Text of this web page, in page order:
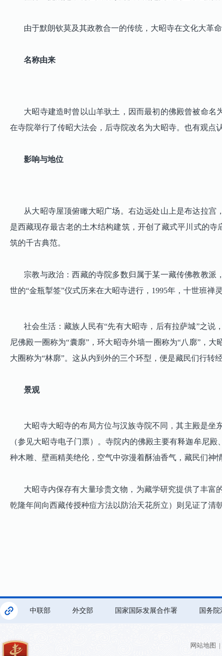
由于默朗钦莫及其政教合一的传统，大昭寺在文化大革
名称由来
大昭寺建造时曾以山羊驮土，因而最初的佛殿曾被命名
在寺院举行了传昭大法会，后寺院改名为大昭寺。也有
影响与地位
从大昭寺屋顶俯瞰大昭广场。右边远处山上是布达拉宫
是西藏现存最古老的土木结构建筑，开创了藏式平川式的
筑的千古典范。
宗教与政治：西藏的寺院多数归属于某一藏传佛教教派
世的“金瓶掣签”仪式历来在大昭寺进行，1995年，十世班
社会生活：藏族人民有“先有大昭寺，后有拉萨城”之说
尼佛殿一圈称为“囊廓”，环大昭寺外墙一圈称为“八廓”，
大圈称为“林廓”。这从内到外的三个环型，便是藏民们行转
景观
大昭寺大昭寺的布局方位与汉族寺院不同，其主殿是坐
（参见大昭寺电子门票）。寺院内的佛殿主要有释迦牟尼
种木雕、壁画精美绝伦，空气中弥漫着酥油香气，藏民们神
大昭寺内保存有大量珍贵文物，为藏学研究提供了丰富
乾隆年间向西藏传授种痘方法以防治天花所立）则见证了清
中联部 外交部 国家国际发展合作署 国务
网站地图 |